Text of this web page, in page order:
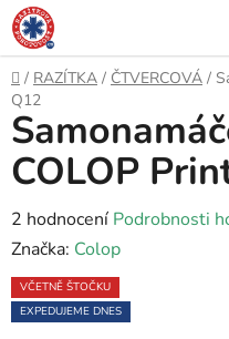
Přejít
na
obsah
Domů
/ RAZÍTKA / ČTVERCOVÁ /
Q12
COLOP
Průměrné
hodnocení
produktu
je
2 hodnocení Podrobnosti
Značka: Colop
VČETNĚ ŠTOČKU
EXPEDUJEME DNES